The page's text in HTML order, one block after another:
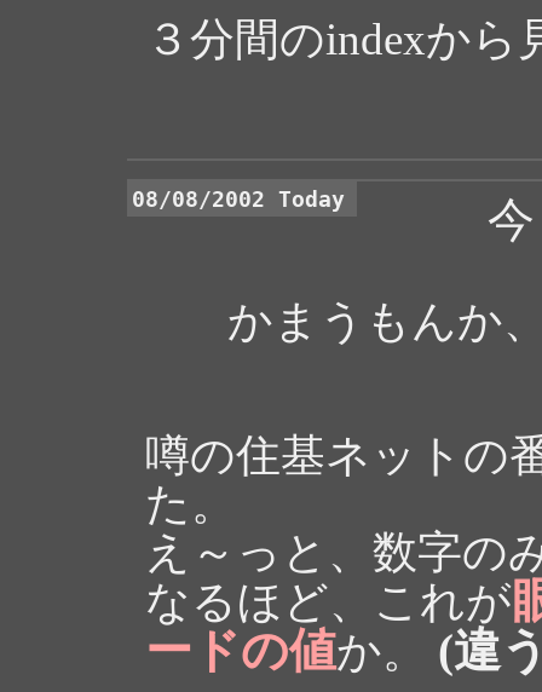
３分間のindexか
08/08/2002 Today
かまうもんか
噂の住基ネットの
た。
え～っと、数字の
なるほど、これが
ードの値か。 (違